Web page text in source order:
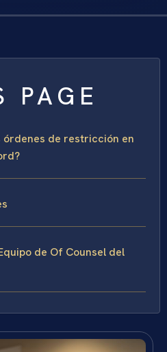
PAGE
órdenes de restricción en
de Of Counsel del